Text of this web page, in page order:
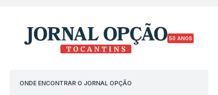
50 ANOS
ONDE ENCONTRAR O JORNAL OPÇÃO